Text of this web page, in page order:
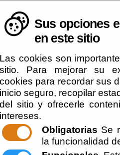
Sus opciones
en este sitio
Las cookies son
sitio. Para mejorar su
cookies para recordar sus
inicio seguro, recopilar
del sitio y ofrecerle
intereses.
Obligatorias Se
la funcionalidad
El Ayuntamiento Turismo